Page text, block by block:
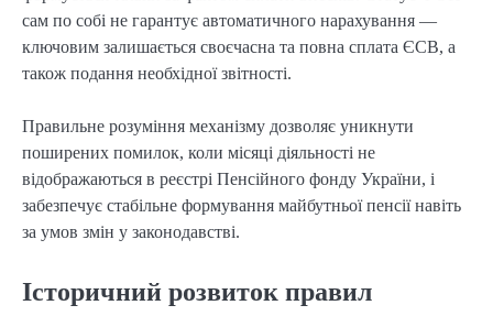
сам по собі не гарантує автоматичного нарахування —
ключовим залишається своєчасна та повна сплата ЄСВ, а
також подання необхідної звітності.
Правильне розуміння механізму дозволяє уникнути
поширених помилок, коли місяці діяльності не
відображаються в реєстрі Пенсійного фонду України, і
забезпечує стабільне формування майбутньої пенсії навіть
за умов змін у законодавстві.
Історичний розвиток правил